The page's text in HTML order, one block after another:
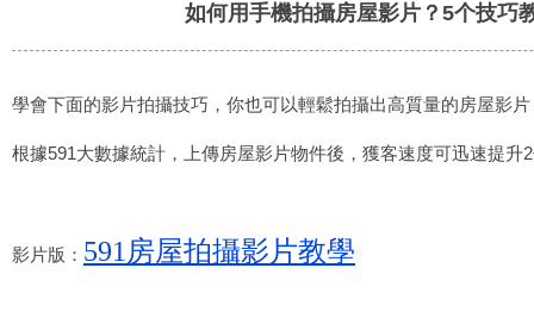
如何用手機拍攝房屋影片？5个技巧
學會下面的影片拍攝技巧，你也可以輕鬆拍攝出高質量的房屋影片
根據591大數據統計，上傳房屋影片物件後，獲客速度可迅速提升
影片版： 591房屋拍攝影片教學